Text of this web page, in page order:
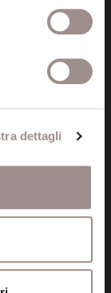
dettagli